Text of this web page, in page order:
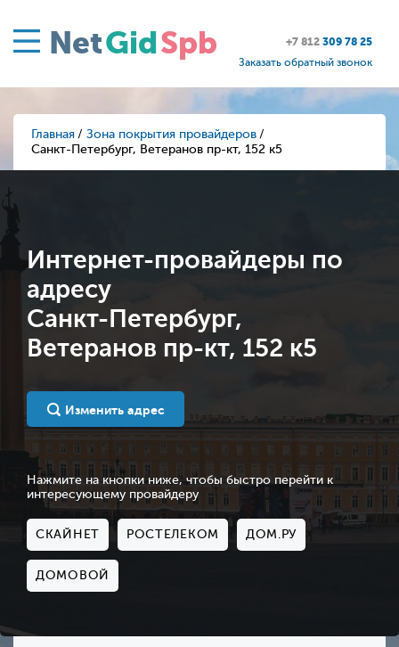
NetGidSpb +7 812 309 78 25
Заказать обратный звонок
Главная
Зона покрытия провайдеров
Санкт-Петербург, Ветеранов пр-кт, 152 к5
Интернет-провайдеры по
адресу
Санкт-Петербург,
Ветеранов пр-кт, 152 к5
Изменить адрес
Нажмите на кнопки ниже, чтобы быстро перейти к
интересующему провайдеру
СКАЙНЕТ РОСТЕЛЕКОМ ДОМ.РУ
ДОМОВОЙ